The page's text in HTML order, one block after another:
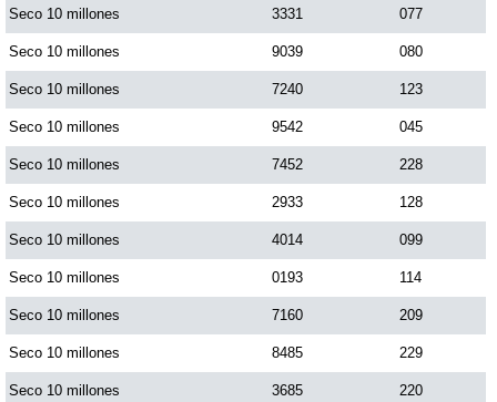
Seco 10 millones 3331 077
Seco 10 millones 9039 080
Seco 10 millones 7240 123
Seco 10 millones 9542 045
Seco 10 millones 7452 228
Seco 10 millones 2933 128
Seco 10 millones 4014 099
Seco 10 millones 0193 114
Seco 10 millones 7160 209
Seco 10 millones 8485 229
Seco 10 millones 3685 220